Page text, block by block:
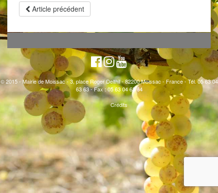
Article précédent
© 2015 - Mairie de Moissac - 3, place Roger Delthil - 82200 Moissac - France - Tél. 05 63 04
63 63 - Fax : 05 63 04 63 64
Crédits